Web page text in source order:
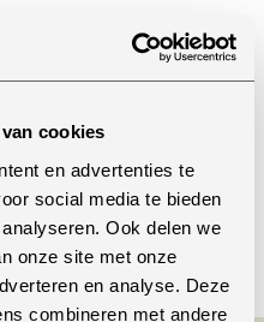
cookies
en advertenties te
social media te bieden
Ook delen we
onze site met onze
en analyse. Deze
combineren met andere